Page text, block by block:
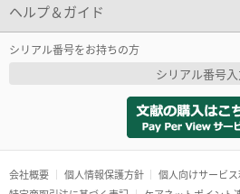
ヘルプ＆ガイド
シリアル番号をお持ちの方
シリアル番号
会社概要 個人情報保護方針
個人向けサービ